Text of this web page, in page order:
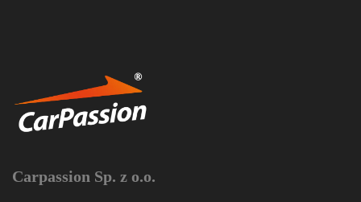
Carpassion Sp. z o.o.